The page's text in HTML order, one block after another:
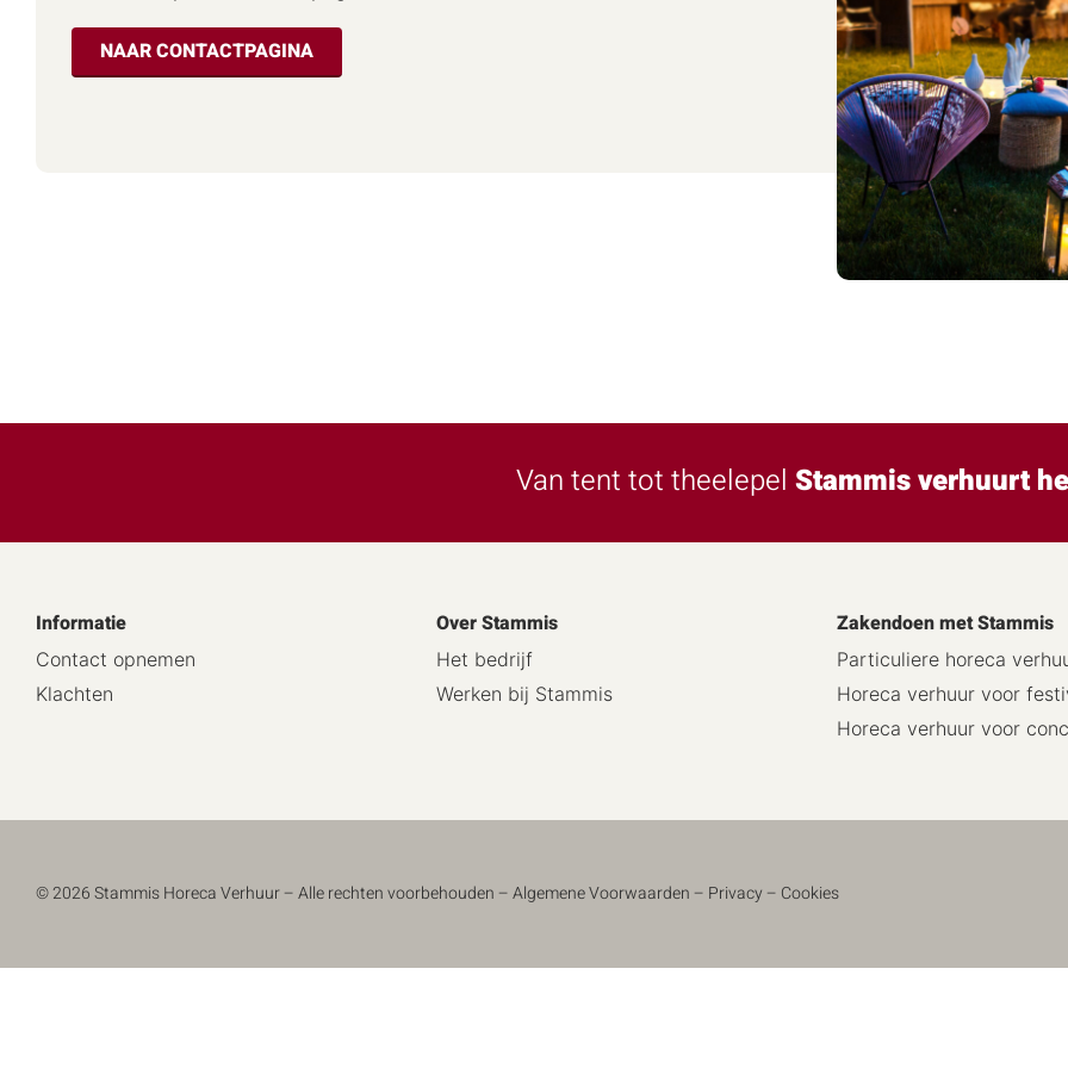
NAAR CONTACTPAGINA
Van tent tot theelepel Stammis verhuurt
Informatie
Contact opnemen
Klachten
Over Stammis
Het bedrijf
Werken bij Stammis
Zakendoen met Stammis
Particuliere horeca
Horeca verhuur voor
Horeca verhuur voor
© 2026 Stammis Horeca Verhuur – Alle rechten voorbehouden –Algemene Voorwaarden– Privacy– Cookies